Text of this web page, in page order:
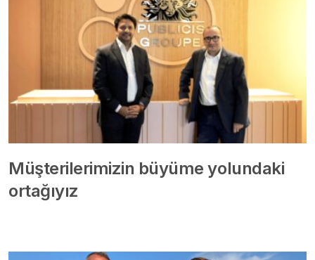
Müşterilerimizin büyüme yolundaki
ortağıyız